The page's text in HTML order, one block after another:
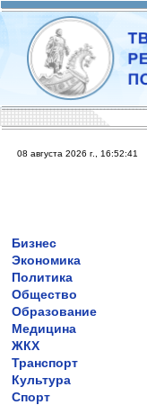
08 августа 2026 г., 16:52:41
Бизнес
Экономика
Политика
Общество
Образование
Медицина
ЖКХ
Транспорт
Культура
Спорт